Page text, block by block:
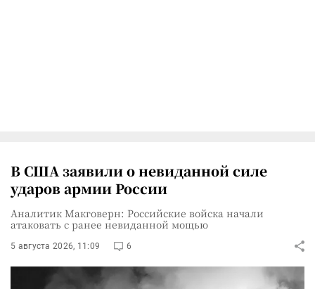
В США заявили о невиданной силе
ударов армии России
Аналитик Макговерн: Российские войска начали
атаковать с ранее невиданной мощью
5 августа 2026, 11:09 6